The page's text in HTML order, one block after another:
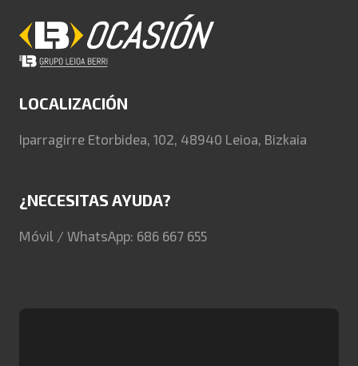
LOCALIZACIÓN
Iparragirre Etorbidea, 102, 48940 Leioa, Bizkaia
¿NECESITAS AYUDA?
Móvil / WhatsApp: 686 667 655